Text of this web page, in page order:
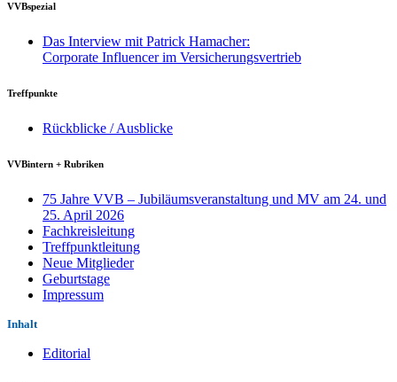
VVBspezial
Das Interview mit Patrick Hamacher:
Corporate Influencer im Versicherungsvertrieb
Treffpunkte
Rückblicke / Ausblicke
VVBintern + Rubriken
75 Jahre VVB – Jubiläumsveranstaltung und MV am 24. und
25. April 2026
Fachkreisleitung
Treffpunktleitung
Neue Mitglieder
Geburtstage
Impressum
Inhalt
Editorial